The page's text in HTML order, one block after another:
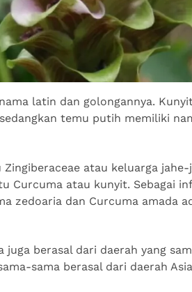
latin dan golongannya.
temu putih memiliki
atau keluarga jahe-
Curcuma atau kunyit. Sebagai
zedoaria dan Curcuma amada
juga berasal dari daerah yang
sama berasal dari daerah